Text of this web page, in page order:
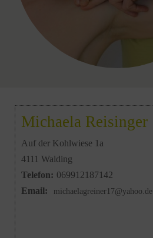
Michaela Reisinger
Auf der Kohlwiese 1a
4111 Walding
Telefon: 069912187142
Email:
michaelagreiner17@yahoo.de